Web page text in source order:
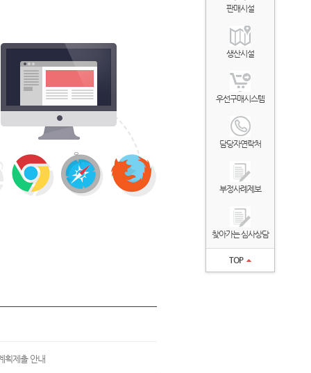
획제출 안내
판매시설
생산시설
우선구매시스템
담당자연락처
부정사례제보
찾아가는 심사상담
TOP